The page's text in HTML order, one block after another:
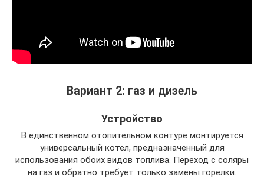
Вариант 2: газ и дизель
Устройство
В единственном отопительном контуре монтируется
универсальный котел, предназначенный для
использования обоих видов топлива. Переход с соляры
на газ и обратно требует только замены горелки.